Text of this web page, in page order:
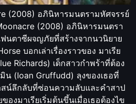
(2008) อภินิหารมนตรามหัศจรรย์
(2008) อภินิหารมนตรา
นตาซีผจญภัยที่สร้างจากนวนิยาย
บอกเล่าเรื่องราวของ มาเรีย
Richards) เด็กสาวกำพร้าที่ต้อง
น (Ioan Gruffudd) ลุงของเธอที่
น์ลึกลับที่ซ่อนความลับและคำสาป
องมาเรียเริ่มต้นขึ้นเมื่อเธอต้องไข